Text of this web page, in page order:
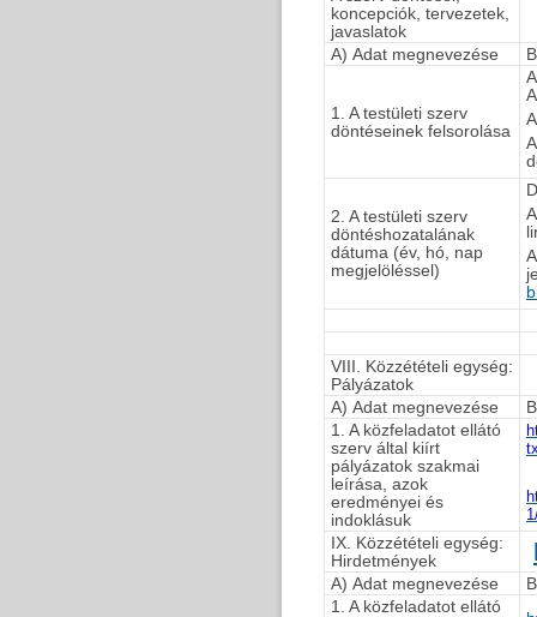
koncepciók, tervezetek,
javaslatok
A) Adat megnevezése
1. A testületi szerv
döntéseinek felsorolása
2. A testületi szerv
döntéshozatalának
dátuma (év, hó, nap
megjelöléssel)
VIII. Közzétételi egység:
Pályázatok
A) Adat megnevezése
1. A közfeladatot ellátó
szerv által kiírt
pályázatok szakmai
leírása, azok
eredményei és
indoklásuk
IX. Közzétételi egység:
Hirdetmények
A) Adat megnevezése
1. A közfeladatot ellátó